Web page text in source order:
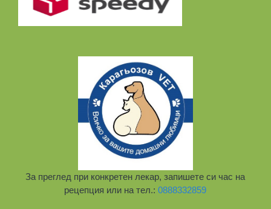
За преглед при конкретен лекар, запишете си час на
рецепция или на тел.:0888332859